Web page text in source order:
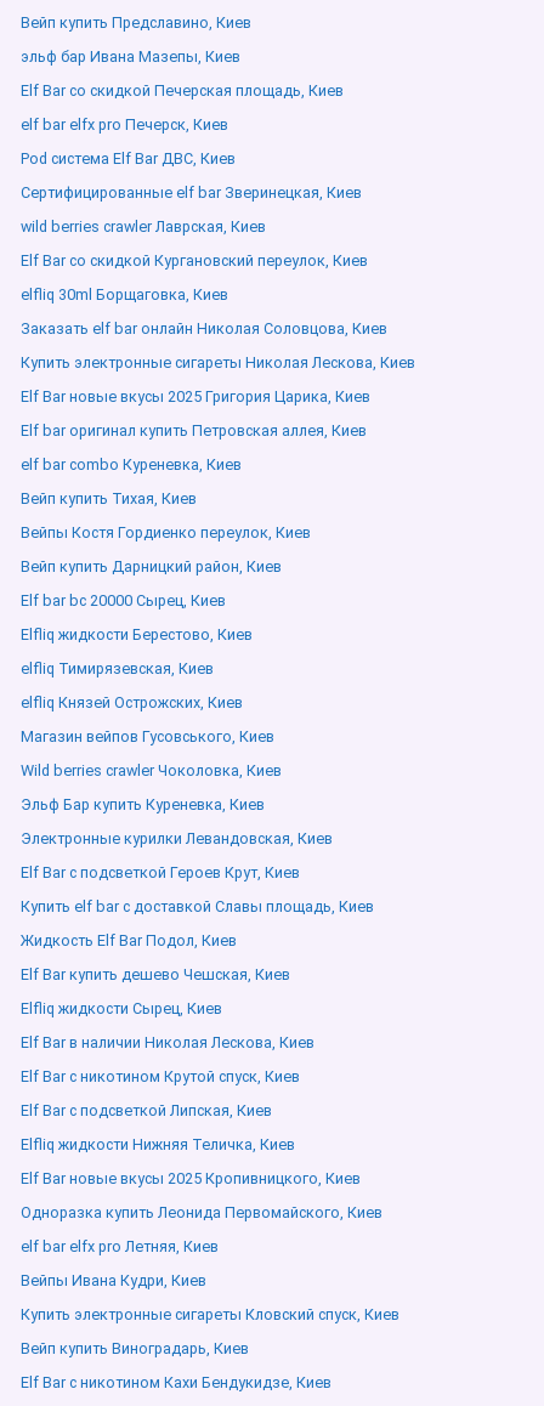
Вейп купить Предславино, Киев
эльф бар Ивана Мазепы, Киев
Elf Bar со скидкой Печерская площадь, Киев
elf bar elfx pro Печерск, Киев
Pod система Elf Bar ДВС, Киев
Сертифицированные elf bar Зверинецкая, Киев
wild berries crawler Лаврская, Киев
Elf Bar со скидкой Кургановский переулок, Киев
elfliq 30ml Борщаговка, Киев
Заказать elf bar онлайн Николая Соловцова, Киев
Купить электронные сигареты Николая Лескова, Киев
Elf Bar новые вкусы 2025 Григория Царика, Киев
Elf bar оригинал купить Петровская аллея, Киев
elf bar combo Куреневка, Киев
Вейп купить Тихая, Киев
Вейпы Костя Гордиенко переулок, Киев
Вейп купить Дарницкий район, Киев
Elf bar bc 20000 Сырец, Киев
Elfliq жидкости Берестово, Киев
elfliq Тимирязевская, Киев
elfliq Князей Острожских, Киев
Магазин вейпов Гусовського, Киев
Wild berries crawler Чоколовка, Киев
Эльф Бар купить Куреневка, Киев
Электронные курилки Левандовская, Киев
Elf Bar с подсветкой Героев Крут, Киев
Купить elf bar с доставкой Славы площадь, Киев
Жидкость Elf Bar Подол, Киев
Elf Bar купить дешево Чешская, Киев
Elfliq жидкости Сырец, Киев
Elf Bar в наличии Николая Лескова, Киев
Elf Bar с никотином Крутой спуск, Киев
Elf Bar с подсветкой Липская, Киев
Elfliq жидкости Нижняя Теличка, Киев
Elf Bar новые вкусы 2025 Кропивницкого, Киев
Одноразка купить Леонида Первомайского, Киев
elf bar elfx pro Летняя, Киев
Вейпы Ивана Кудри, Киев
Купить электронные сигареты Кловский спуск, Киев
Вейп купить Виноградарь, Киев
Elf Bar с никотином Кахи Бендукидзе, Киев